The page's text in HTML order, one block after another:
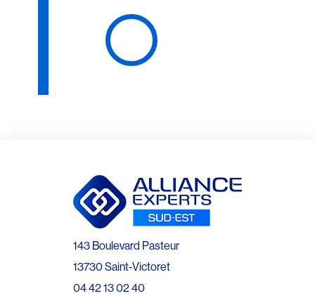
143 Boulevard Pasteur
13730 Saint-Victoret
04 42 13 02 40